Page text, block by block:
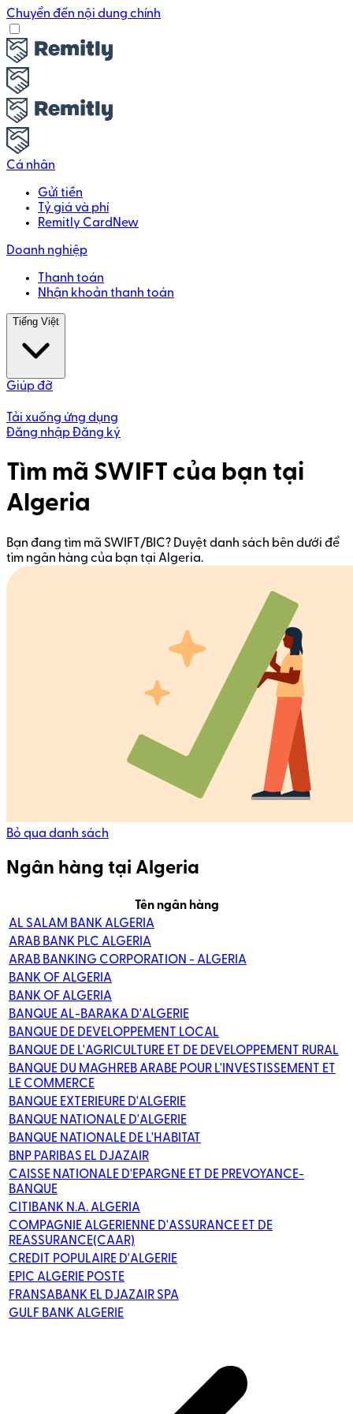
Chuyển đến nội dung chính
Cá nhân
Gửi tiền
Tỷ giá và phí
Remitly Card New
Doanh nghiệp
Thanh toán
Nhận khoản thanh toán
Tiếng Việt
Giúp đỡ
Tải xuống ứng dụng
Đăng nhậpĐăng ký
Tìm mã SWIFT của bạn tại
Algeria
Bạn đang tìm mã SWIFT/BIC? Duyệt danh sách bên dưới để
tìm ngân hàng của bạn tại Algeria.
Bỏ qua danh sách
Ngân hàng tại Algeria
Tên ngân hàng
AL SALAM BANK ALGERIA
ARAB BANK PLC ALGERIA
ARAB BANKING CORPORATION - ALGERIA
BANK OF ALGERIA
BANK OF ALGERIA
BANQUE AL-BARAKA D'ALGERIE
BANQUE DE DEVELOPPEMENT LOCAL
BANQUE DE L'AGRICULTURE ET DE DEVELOPPEMENT RURAL
BANQUE DU MAGHREB ARABE POUR L'INVESTISSEMENT ET
LE COMMERCE
BANQUE EXTERIEURE D'ALGERIE
BANQUE NATIONALE D'ALGERIE
BANQUE NATIONALE DE L'HABITAT
BNP PARIBAS EL DJAZAIR
CAISSE NATIONALE D'EPARGNE ET DE PREVOYANCE-
BANQUE
CITIBANK N.A. ALGERIA
COMPAGNIE ALGERIENNE D'ASSURANCE ET DE
REASSURANCE(CAAR)
CREDIT POPULAIRE D'ALGERIE
EPIC ALGERIE POSTE
FRANSABANK EL DJAZAIR SPA
GULF BANK ALGERIE